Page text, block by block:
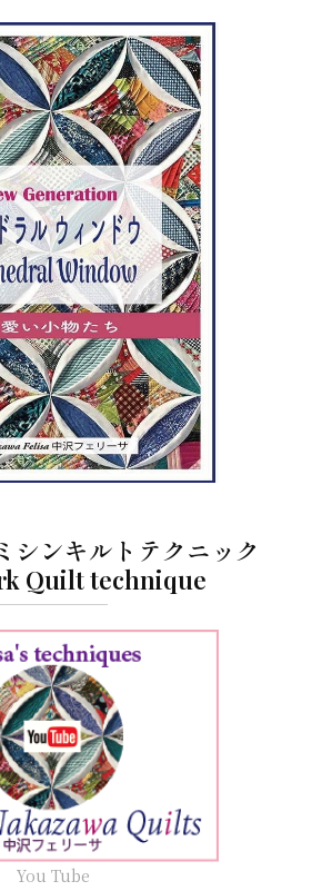
シンキルトテクニック
Quilt technique
You Tube